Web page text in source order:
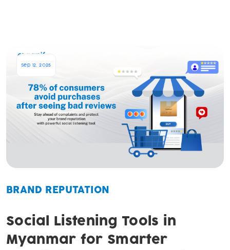
Sep 12, 2025
BRAND REPUTATION
Social Listening Tools in
Myanmar for Smarter